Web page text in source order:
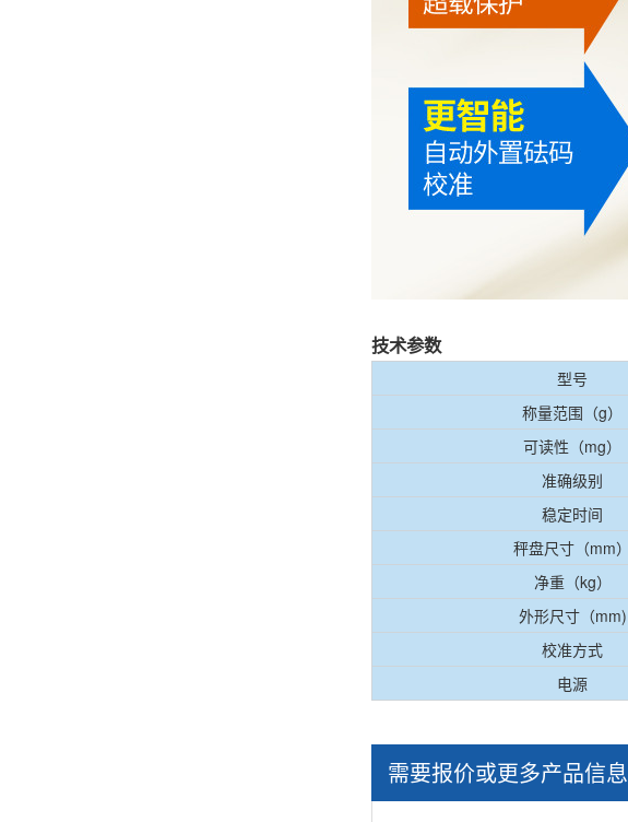
技术参数
型号
称量范围（g）
可读性（mg）
准确级别
稳定时间
秤盘尺寸（mm）
净重（kg）
外形尺寸（mm)
校准方式
电源
需要报价或更多产品信息